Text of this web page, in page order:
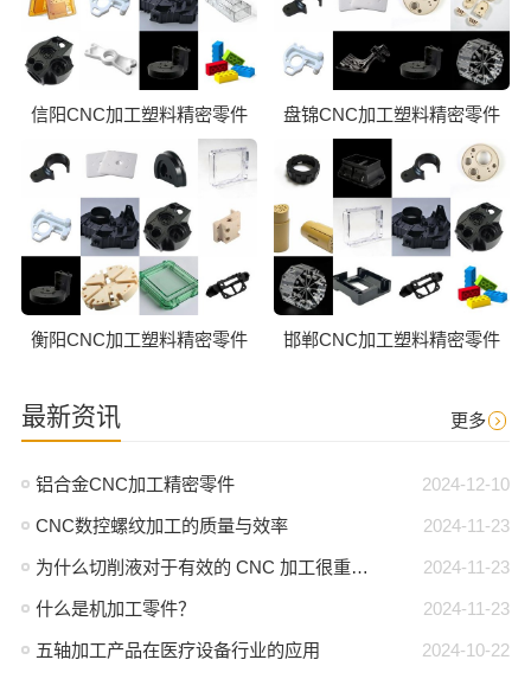
信阳CNC加工塑料精密零件 盘锦CNC加工塑料精密零件
衡阳CNC加工塑料精密零件 邯郸CNC加工塑料精密零件
最新资讯 更多
2024-12-10
铝合金CNC加工精密零件
2024-11-23
CNC数控螺纹加工的质量与效率
2024-11-23
为什么切削液对于有效的 CNC 加工很重要？
2024-11-23
什么是机加工零件？
2024-10-22
五轴加工产品在医疗设备行业的应用